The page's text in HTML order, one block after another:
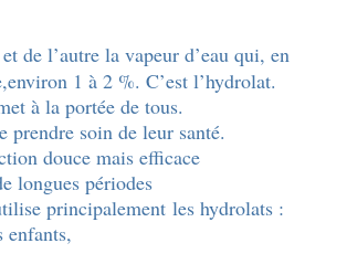
de l’autre la vapeur d’eau qui, en
1 à 2 %. C’est l’hydrolat.
à la portée de tous.
soin de leur santé.
douce mais efficace
longues périodes
principalement les hydrolats :
enfants,